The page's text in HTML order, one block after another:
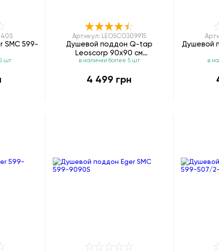
SMC 599-
шт
Артикул: LEOSCO309915
Душевой поддон Q-tap
Leoscorp 90x90 см
LEOSCO309915
в наличии более 5 шт
4 499 грн
Душевой
в